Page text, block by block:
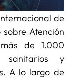
de
Atención
de 1.000
sanitarios y
A lo largo de